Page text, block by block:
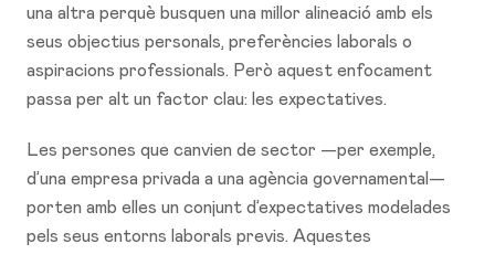
una altra perquè busquen una millor alineació amb els
seus objectius personals, preferències laborals o
aspiracions professionals. Però aquest enfocament
passa per alt un factor clau: les expectatives.
Les persones que canvien de sector —per exemple,
d’una empresa privada a una agència governamental—
porten amb elles un conjunt d’expectatives modelades
pels seus entorns laborals previs. Aquestes